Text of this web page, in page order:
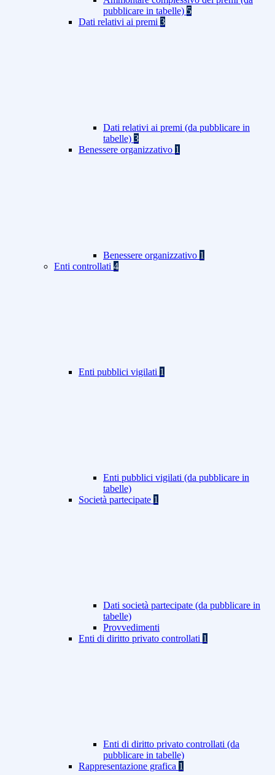
pubblicare in tabelle) 5
Dati relativi ai premi 3
Dati relativi ai premi (da pubblicare in
tabelle) 3
Benessere organizzativo 1
Benessere organizzativo 1
Enti controllati 4
Enti pubblici vigilati 1
Enti pubblici vigilati (da pubblicare in
tabelle)
Società partecipate 1
Dati società partecipate (da pubblicare in
tabelle)
Provvedimenti
Enti di diritto privato controllati 1
Enti di diritto privato controllati (da
pubblicare in tabelle)
Rappresentazione grafica 1